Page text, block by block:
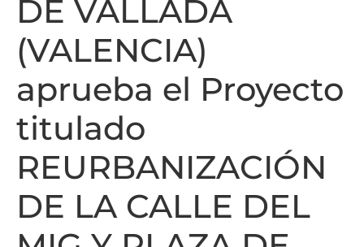
DE VALLADA
(VALENCIA)
aprueba el Proyecto
titulado
REURBANIZACIÓN
DE LA CALLE DEL